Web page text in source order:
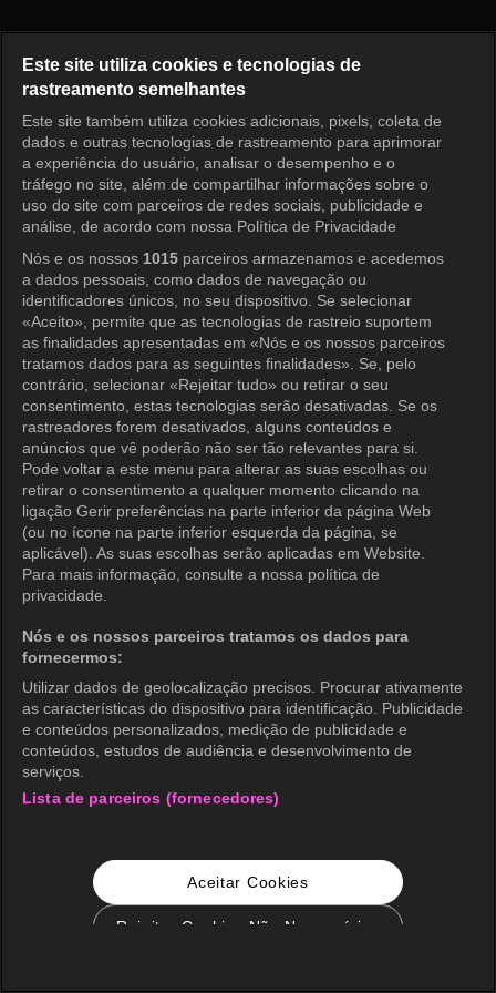
Entrar
Este site utiliza cookies e tecnologias de
rastreamento semelhantes
Este site também utiliza cookies adicionais, pixels, coleta de
dados e outras tecnologias de rastreamento para aprimorar
a experiência do usuário, analisar o desempenho e o
tráfego no site, além de compartilhar informações sobre o
uso do site com parceiros de redes sociais, publicidade e
análise, de acordo com nossa Política de Privacidade
Nós e os nossos 1015 parceiros armazenamos e acedemos
a dados pessoais, como dados de navegação ou
identificadores únicos, no seu dispositivo. Se selecionar
«Aceito», permite que as tecnologias de rastreio suportem
as finalidades apresentadas em «Nós e os nossos parceiros
tratamos dados para as seguintes finalidades». Se, pelo
contrário, selecionar «Rejeitar tudo» ou retirar o seu
consentimento, estas tecnologias serão desativadas. Se os
rastreadores forem desativados, alguns conteúdos e
anúncios que vê poderão não ser tão relevantes para si.
Pode voltar a este menu para alterar as suas escolhas ou
retirar o consentimento a qualquer momento clicando na
ligação Gerir preferências na parte inferior da página Web
(ou no ícone na parte inferior esquerda da página, se
aplicável). As suas escolhas serão aplicadas em Website.
Para mais informação, consulte a nossa política de
privacidade.
Nós e os nossos parceiros tratamos os dados para
fornecermos:
Utilizar dados de geolocalização precisos. Procurar ativamente
as características do dispositivo para identificação. Publicidade
e conteúdos personalizados, medição de publicidade e
conteúdos, estudos de audiência e desenvolvimento de
serviços.
Lista de parceiros (fornecedores)
Aceitar Cookies
Rejeitar Cookies Não Necessários